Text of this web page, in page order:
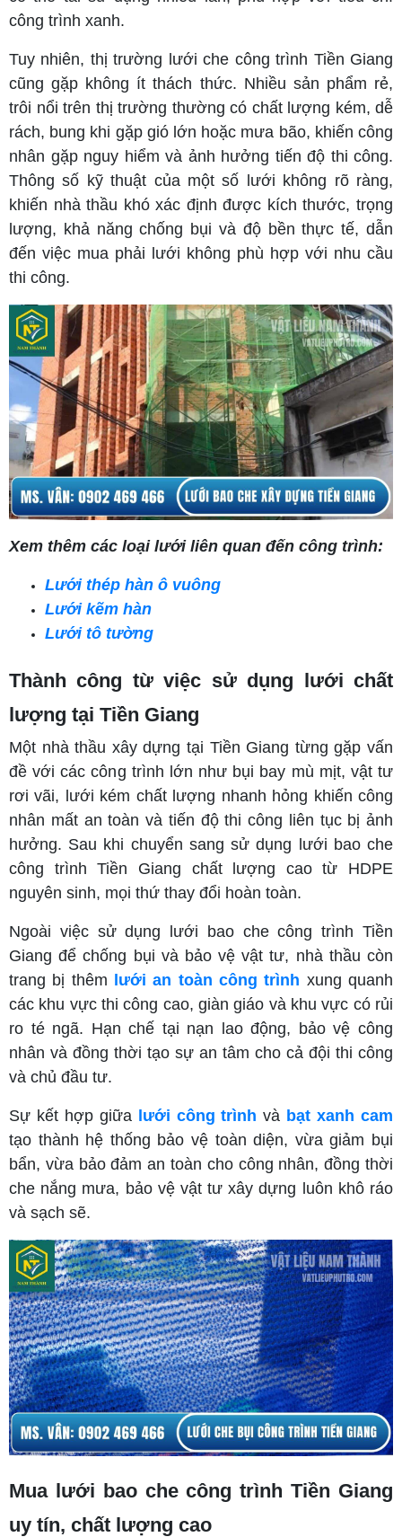
công trình xanh.
Tuy nhiên, thị trường lưới che công trình Tiền Giang
cũng gặp không ít thách thức. Nhiều sản phẩm rẻ,
trôi nổi trên thị trường thường có chất lượng kém, dễ
rách, bung khi gặp gió lớn hoặc mưa bão, khiến công
nhân gặp nguy hiểm và ảnh hưởng tiến độ thi công.
Thông số kỹ thuật của một số lưới không rõ ràng,
khiến nhà thầu khó xác định được kích thước, trọng
lượng, khả năng chống bụi và độ bền thực tế, dẫn
đến việc mua phải lưới không phù hợp với nhu cầu
thi công.
Xem thêm các loại lưới liên quan đến công trình:
Lưới thép hàn ô vuông
Lưới kẽm hàn
Lưới tô tường
Thành công từ việc sử dụng lưới chất
lượng tại Tiền Giang
Một nhà thầu xây dựng tại Tiền Giang từng gặp vấn
đề với các công trình lớn như bụi bay mù mịt, vật tư
rơi vãi, lưới kém chất lượng nhanh hỏng khiến công
nhân mất an toàn và tiến độ thi công liên tục bị ảnh
hưởng. Sau khi chuyển sang sử dụng lưới bao che
công trình Tiền Giang chất lượng cao từ HDPE
nguyên sinh, mọi thứ thay đổi hoàn toàn.
Ngoài việc sử dụng lưới bao che công trình Tiền
Giang để chống bụi và bảo vệ vật tư, nhà thầu còn
trang bị thêm
lưới an toàn công trình xung quanh
các khu vực thi công cao, giàn giáo và khu vực có rủi
ro té ngã. Hạn chế tại nạn lao động, bảo vệ công
nhân và đồng thời tạo sự an tâm cho cả đội thi công
và chủ đầu tư.
Sự kết hợp giữa lưới công trình và bạt xanh cam
tạo thành hệ thống bảo vệ toàn diện, vừa giảm bụi
bẩn, vừa bảo đảm an toàn cho công nhân, đồng thời
che nắng mưa, bảo vệ vật tư xây dựng luôn khô ráo
và sạch sẽ.
Mua lưới bao che công trình Tiền Giang
uy tín, chất lượng cao